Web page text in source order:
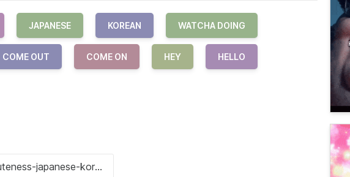
JAPANESE KOREAN WATCHA DOING
COME OUT COME ON HEY HELLO